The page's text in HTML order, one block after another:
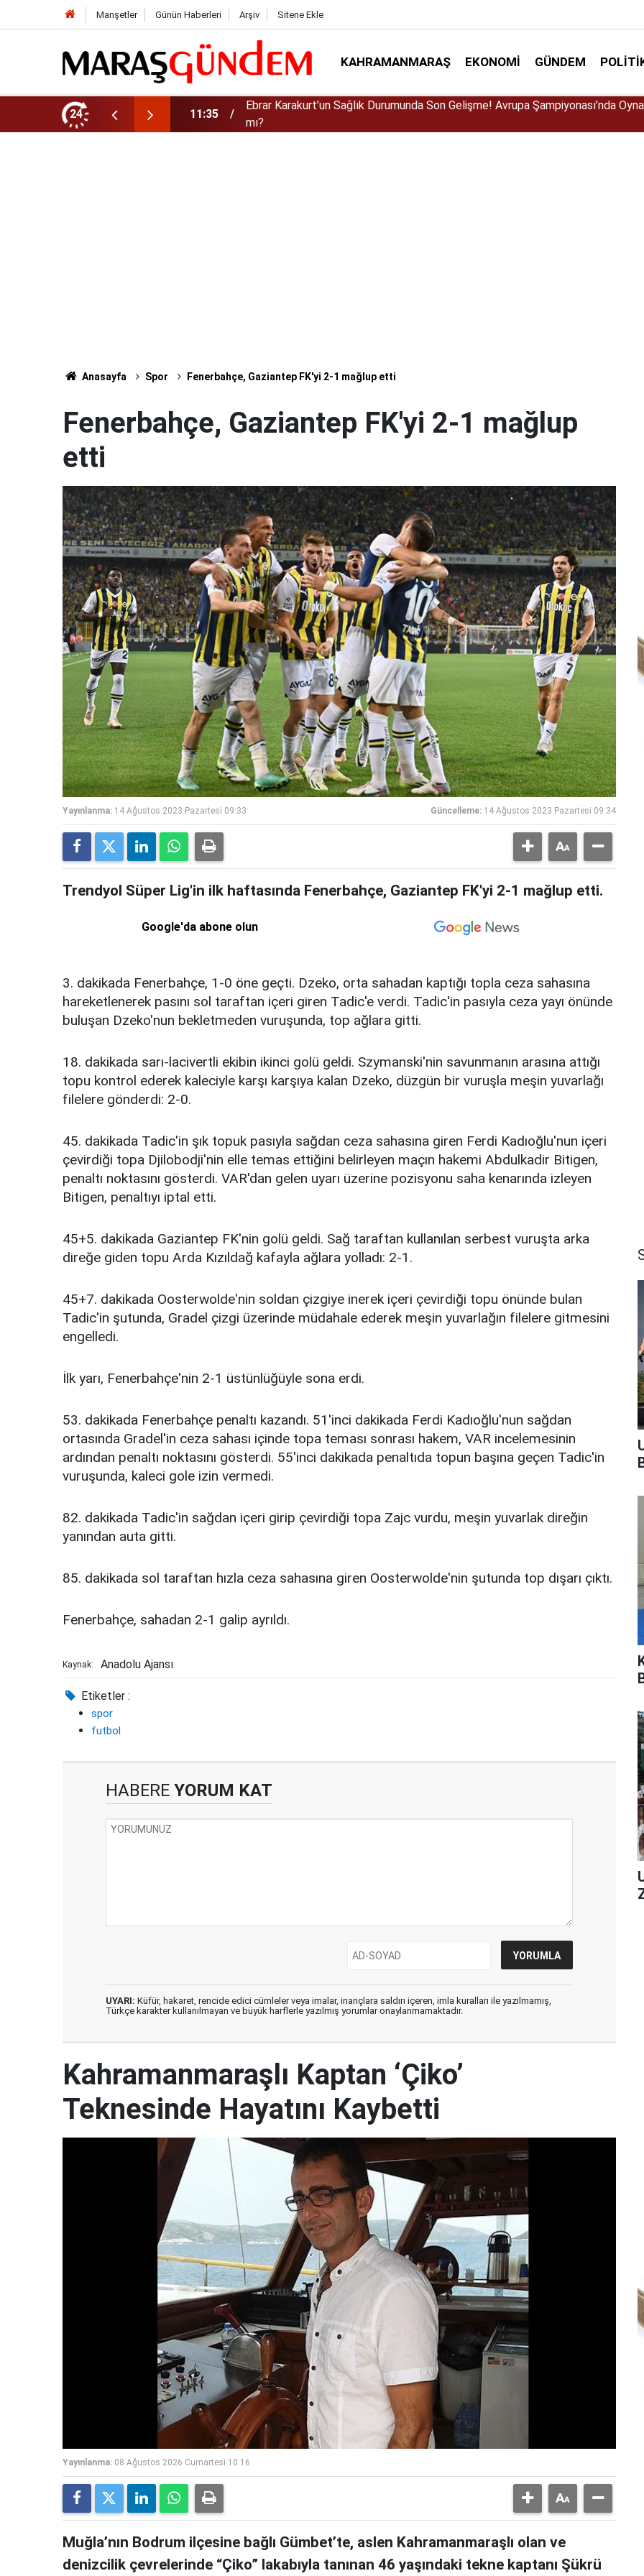
Manşetler Günün Haberleri Arşiv Sitene Ekle
KAHRAMANMARAŞ EKONOMI GÜNDEM
24
Şampiyonası’nda Oynayacak
10:16 Kahramanmaraşlı Kaptan ‘Çiko’ Teknesinde Hayatını Kaybetti
Anasayfa Spor Fenerbahçe, Gaziantep FK'yi 2-1 mağlup etti
Fenerbahçe, Gaziantep FK'yi 2-1 mağlup
etti
Yayınlanma: 14 Ağustos 2023 Pazartesi 09:33 Güncelleme: 14 Ağustos 2023 Pazartesi 09:34
Trendyol Süper Lig'in ilk haftasında Fenerbahçe, Gaziantep FK'yi 2-1 mağlup etti.
Google'da abone olun
3. dakikada Fenerbahçe, 1-0 öne geçti. Dzeko, orta sahadan kaptığı topla ceza sahasına
hareketlenerek pasını sol taraftan içeri giren Tadic'e verdi. Tadic'in pasıyla ceza yayı önünde
buluşan Dzeko'nun bekletmeden vuruşunda, top ağlara gitti.
18. dakikada sarı-lacivertli ekibin ikinci golü geldi. Szymanski'nin savunmanın arasına attığı
topu kontrol ederek kaleciyle karşı karşıya kalan Dzeko, düzgün bir vuruşla meşin yuvarlağı
filelere gönderdi: 2-0.
45. dakikada Tadic'in şık topuk pasıyla sağdan ceza sahasına giren Ferdi Kadıoğlu'nun içeri
çevirdiği topa Djilobodji'nin elle temas ettiğini belirleyen maçın hakemi Abdulkadir Bitigen,
penaltı noktasını gösterdi. VAR'dan gelen uyarı üzerine pozisyonu saha kenarında izleyen
Bitigen, penaltıyı iptal etti.
45+5. dakikada Gaziantep FK'nin golü geldi. Sağ taraftan kullanılan serbest vuruşta arka
direğe giden topu Arda Kızıldağ kafayla ağlara yolladı: 2-1.
45+7. dakikada Oosterwolde'nin soldan çizgiye inerek içeri çevirdiği topu önünde bulan
Tadic'in şutunda, Gradel çizgi üzerinde müdahale ederek meşin yuvarlağın filelere gitmesini
engelledi.
İlk yarı, Fenerbahçe'nin 2-1 üstünlüğüyle sona erdi.
53. dakikada Fenerbahçe penaltı kazandı. 51'inci dakikada Ferdi Kadıoğlu'nun sağdan
ortasında Gradel'in ceza sahası içinde topa teması sonrası hakem, VAR incelemesinin
ardından penaltı noktasını gösterdi. 55'inci dakikada penaltıda topun başına geçen Tadic'in
vuruşunda, kaleci gole izin vermedi.
82. dakikada Tadic'in sağdan içeri girip çevirdiği topa Zajc vurdu, meşin yuvarlak direğin
yanından auta gitti.
85. dakikada sol taraftan hızla ceza sahasına giren Oosterwolde'nin şutunda top dışarı çıktı.
Fenerbahçe, sahadan 2-1 galip ayrıldı.
Kaynak: Anadolu Ajansı
Etiketler :
spor
futbol
HABERE YORUM KAT
UYARI: Küfür, hakaret, rencide edici cümleler veya imalar, inançlara saldırı içeren, imla kuralları ile yazılmamış,
Türkçe karakter kullanılmayan ve büyük harflerle yazılmış yorumlar onaylanmamaktadır.
Kahramanmaraşlı Kaptan ‘Çiko’
Teknesinde Hayatını Kaybetti
Yayınlanma: 08 Ağustos 2026 Cumartesi 10:16
Muğla’nın Bodrum ilçesine bağlı Gümbet’te, aslen Kahramanmaraşlı olan ve
denizcilik çevrelerinde “Çiko” lakabıyla tanınan 46 yaşındaki tekne kaptanı Şükrü